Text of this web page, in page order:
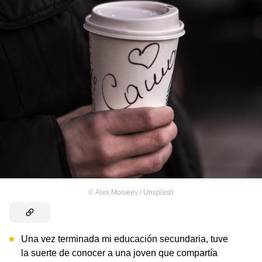
© Alex Moiseev / Unsplash
Una vez terminada mi educación secundaria, tuve
la suerte de conocer a una joven que compartía